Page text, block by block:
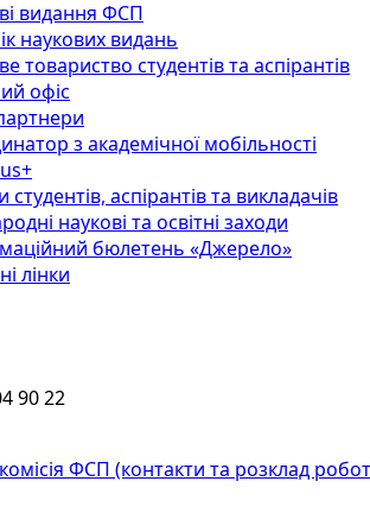
видання ФСП
наукових видань
товариство студентів та аспірантів
офіс
з академічної мобільності
студентів, аспірантів та викладачів
наукові та освітні заходи
бюлетень «Джерело»
лінки
90 22
ФСП (контакти та розклад